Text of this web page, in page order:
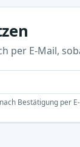
per E-Mail,
Bestätigung per